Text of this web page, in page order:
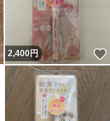
いいね！
2,400円